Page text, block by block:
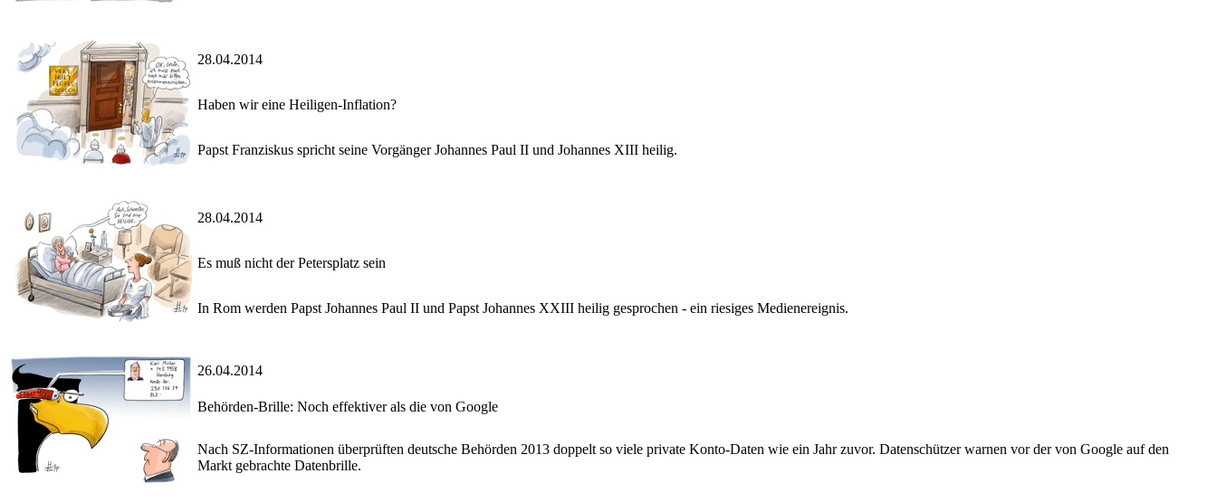
28.04.2014
Haben wir eine Heiligen-Inflation?
Papst Franziskus spricht seine Vorgänger Johannes Paul II und Johannes XIII heilig.
28.04.2014
Es muß nicht der Petersplatz sein
In Rom werden Papst Johannes Paul II und Papst Johannes XXIII heilig gesprochen - ein riesiges Medienereignis.
26.04.2014
Behörden-Brille: Noch effektiver als die von Google
Nach SZ-Informationen überprüften deutsche Behörden 2013 doppelt so viele private Konto-Daten wie ein Jahr zuvor. Datenschützer warnen vor der von Google auf den
Markt gebrachte Datenbrille.